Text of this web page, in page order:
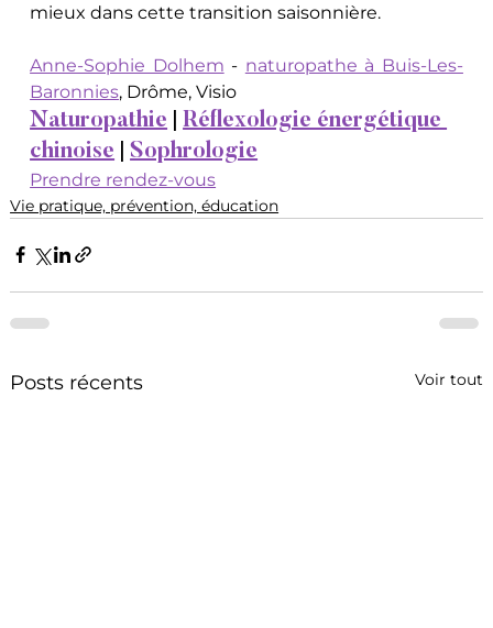
mieux dans cette transition saisonnière.
Anne-Sophie Dolhem - naturopathe à Buis-Les-
Baronnies, Drôme, Visio
Naturopathie | Réflexologie énergétique
chinoise | Sophrologie
Prendre rendez-vous
Vie pratique, prévention, éducation
Posts récents Voir tout